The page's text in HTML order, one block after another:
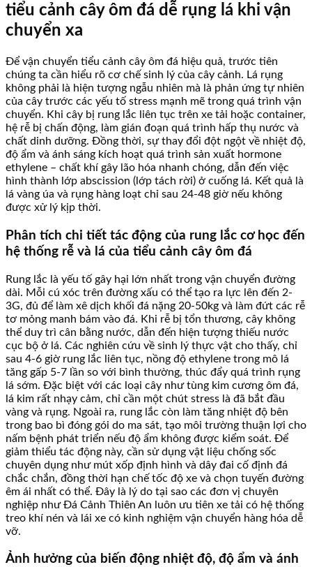
tiểu cảnh cây ôm đá dễ rụng lá khi vận
chuyển xa
Để vận chuyển tiểu cảnh cây ôm đá hiệu quả, trước tiên
chúng ta cần hiểu rõ cơ chế sinh lý của cây cảnh. Lá rụng
không phải là hiện tượng ngẫu nhiên mà là phản ứng tự nhiên
của cây trước các yếu tố stress mạnh mẽ trong quá trình vận
chuyển. Khi cây bị rung lắc liên tục trên xe tải hoặc container,
hệ rễ bị chấn động, làm gián đoạn quá trình hấp thụ nước và
chất dinh dưỡng. Đồng thời, sự thay đổi đột ngột về nhiệt độ,
độ ẩm và ánh sáng kích hoạt quá trình sản xuất hormone
ethylene – chất khí gây lão hóa nhanh chóng, dẫn đến việc
hình thành lớp abscission (lớp tách rời) ở cuống lá. Kết quả là
lá vàng úa và rụng hàng loạt chỉ sau 24-48 giờ nếu không
được xử lý kịp thời.
Phân tích chi tiết tác động của rung lắc cơ học đến
hệ thống rễ và lá của tiểu cảnh cây ôm đá
Rung lắc là yếu tố gây hại lớn nhất trong vận chuyển đường
dài. Mỗi cú xóc trên đường xấu có thể tạo ra lực lên đến 2-
3G, đủ để làm xê dịch khối đá nặng 20-50kg và làm đứt các rễ
tơ mỏng manh bám vào đá. Khi rễ bị tổn thương, cây không
thể duy trì cân bằng nước, dẫn đến hiện tượng thiếu nước
cục bộ ở lá. Các nghiên cứu về sinh lý thực vật cho thấy, chỉ
sau 4-6 giờ rung lắc liên tục, nồng độ ethylene trong mô lá
tăng gấp 5-7 lần so với bình thường, thúc đẩy quá trình rụng
lá sớm. Đặc biệt với các loại cây như tùng kim cương ôm đá,
lá kim rất nhạy cảm, chỉ cần một chút stress là đã bắt đầu
vàng và rụng. Ngoài ra, rung lắc còn làm tăng nhiệt độ bên
trong bao bì đóng gói do ma sát, tạo môi trường thuận lợi cho
nấm bệnh phát triển nếu độ ẩm không được kiểm soát. Để
giảm thiểu tác động này, cần sử dụng vật liệu chống sốc
chuyên dụng như mút xốp định hình và dây đai cố định đá
chắc chắn, đồng thời hạn chế tốc độ xe và chọn tuyến đường
êm ái nhất có thể. Đây là lý do tại sao các đơn vị chuyên
nghiệp như Đá Cảnh Thiên An luôn ưu tiên xe tải có hệ thống
treo khí nén và lái xe có kinh nghiệm vận chuyển hàng hóa dễ
vỡ.
Ảnh hưởng của biến động nhiệt độ, độ ẩm và ánh